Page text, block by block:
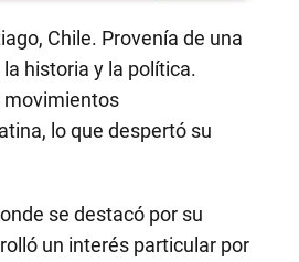
Chile. Provenía de una
historia y la política.
movimientos
lo que despertó su
se destacó por su
un interés particular por